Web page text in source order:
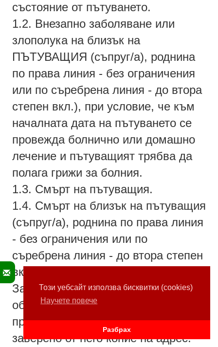
Този уебсайт използва бисквитки (cookies)
Научете повече
Разбрах
състояние от пътуването.
1.2. Внезапно заболяване или
злополука на близък на
ПЪТУВАЩИЯ (съпруг/а), роднина
по права линия - без ограничения
или по съребрена линия - до втора
степен вкл.), при условие, че към
началната дата на пътуването се
провежда болнично или домашно
лечение и пътуващият трябва да
полага грижи за болния.
1.3. Смърт на пътуващия.
1.4. Смърт на близък на пътуващия
(съпруг/а), роднина по права линия
- без ограничения или по
съребрена линия - до втора степен
вкл.).
За доказване на настъпилите
обстоятелства,пътуващия
предоставя документите в
заверено от него копие на адрес: